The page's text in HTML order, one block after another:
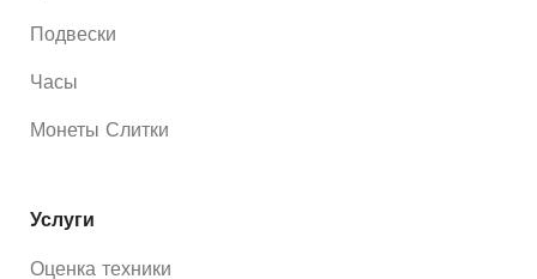
Подвески
Часы
Монеты Слитки
Услуги
Оценка техники